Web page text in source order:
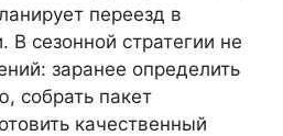
переезд в
сезонной стратегии не
заранее определить
собрать пакет
качественный